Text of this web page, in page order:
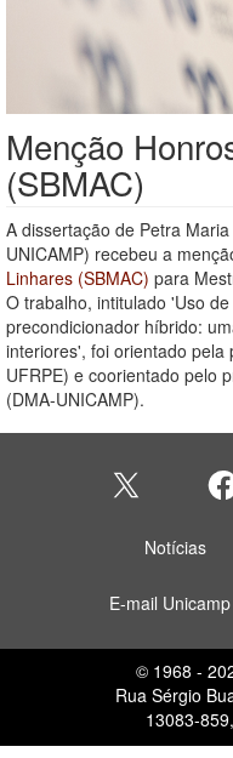
Menção
(SBMAC)
A dissertação de Petra
UNICAMP) recebeu a
Linhares (SBMAC) para
O trabalho, intitulado 'Uso
precondicionador híbrido:
interiores', foi orientado pela
UFRPE) e coorientado pelo
(DMA-UNICAMP).
Notícias
E-mail Unicamp
© 1968 -
Rua Sérgio
13083-